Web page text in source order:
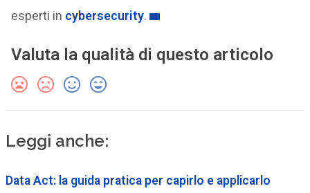
esperti in cybersecurity.
Valuta la qualità di questo articolo
Leggi anche:
Data Act: la guida pratica per capirlo e applicarlo